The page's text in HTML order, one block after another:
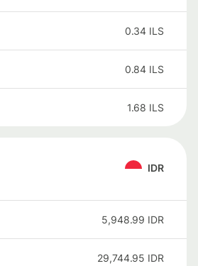
0.34 ILS
0.84 ILS
1.68 ILS
IDR
5,948.99 IDR
29,744.95 IDR